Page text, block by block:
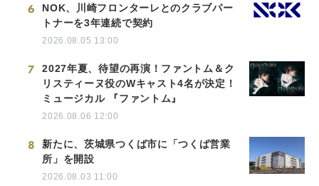
6
NOK、川崎フロンターレとのクラブパー
トナーを3年連続で契約
2026.08.05 13:00
7
2027年夏、待望の再演！ファントム＆ク
リスティーヌ役のWキャスト4名が決定！
ミュージカル 『ファントム』
2026.08.06 12:00
8
新たに、茨城県つくば市に「つくば営業
所」を開設
2026.08.03 11:00